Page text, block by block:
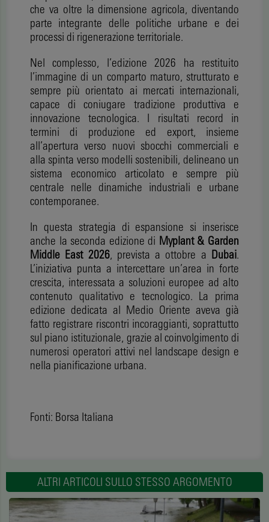
che va oltre la dimensione agricola, diventando
parte integrante delle politiche urbane e dei
processi di rigenerazione territoriale.
Nel complesso, l’edizione 2026 ha restituito
l’immagine di un comparto maturo, strutturato e
sempre più orientato ai mercati internazionali,
capace di coniugare tradizione produttiva e
innovazione tecnologica. I risultati record in
termini di produzione ed export, insieme
all’apertura verso nuovi sbocchi commerciali e
alla spinta verso modelli sostenibili, delineano un
sistema economico articolato e sempre più
centrale nelle dinamiche industriali e urbane
contemporanee.
In questa strategia di espansione si inserisce
anche la seconda edizione di Myplant & Garden
Middle East 2026, prevista a ottobre a Dubai.
L’iniziativa punta a intercettare un’area in forte
crescita, interessata a soluzioni europee ad alto
contenuto qualitativo e tecnologico. La prima
edizione dedicata al Medio Oriente aveva già
fatto registrare riscontri incoraggianti, soprattutto
sul piano istituzionale, grazie al coinvolgimento di
numerosi operatori attivi nel landscape design e
nella pianificazione urbana.
Fonti: Borsa Italiana
ALTRI ARTICOLI SULLO STESSO ARGOMENTO